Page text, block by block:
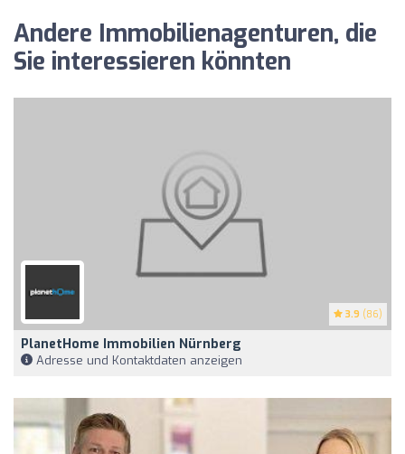
Andere Immobilienagenturen, die
Sie interessieren könnten
3.9 (86)
PlanetHome Immobilien Nürnberg
Adresse und Kontaktdaten anzeigen